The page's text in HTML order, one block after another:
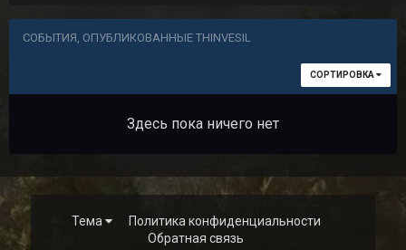
СОБЫТИЯ, ОПУБЛИКОВАННЫЕ THINVESIL
СОРТИРОВКА
Здесь пока ничего нет
Тема
Политика конфиденциальности
Обратная связь